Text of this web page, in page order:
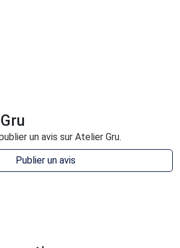
un avis sur Atelier Gru.
Publier un avis